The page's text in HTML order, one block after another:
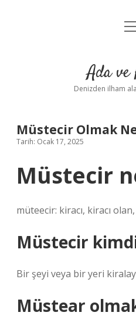
Yasal
Ada ve
Denizden ilham
Müstecir Olmak
Tarih: Ocak 17, 2025
Müstecir
müteecir: kiracı, kiracı
Müstecir
Bir şeyi veya bir yeri
Müstear